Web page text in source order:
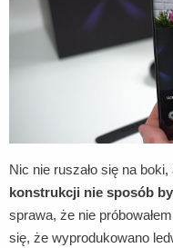
Nic nie ruszało się na
konstrukcji nie sposób
sprawa, że nie
się, że wyprodukowano